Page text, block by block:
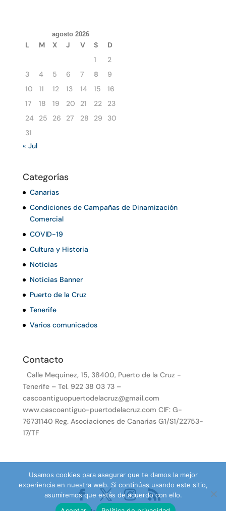
agosto 2026
L M X J V S
D
1
2
3
4 5 6 7 8
9
10
11 12 13 14 15
16
17
18 19 20 21 22
23
24
25 26 27 28 29
30
31
« Jul
Categorías
Canarias
Condiciones de Campañas de Dinamización
Comercial
COVID-19
Cultura y Historia
Noticias
Noticias Banner
Puerto de la Cruz
Tenerife
Varios comunicados
Contacto
Calle Mequinez, 15, 38400, Puerto de la Cruz -
Tenerife – Tel. 922 38 03 73 –
cascoantiguopuertodelacruz@gmail.com
www.cascoantiguo-puertodelacruz.com CIF: G-
76731140 Reg. Asociaciones de Canarias G1/S1/22753-
17/TF
Usamos cookies para asegurar que te damos la mejor
experiencia en nuestra web. Si continúas usando este sitio,
asumiremos que estás de acuerdo con ello.